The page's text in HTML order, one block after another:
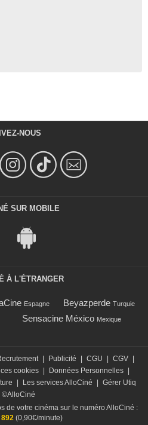
NOUS
SUR MOBILE
À L'ÉTRANGER
Espagne Beyazperde Turquie
Sensacine México Mexique
Publicité CGU CGV
cookies Données Personnelles
Les services AlloCiné
Gérer Utiq
©AlloCiné
de votre cinéma sur le numéro AlloCiné :
(0,90€/minute)